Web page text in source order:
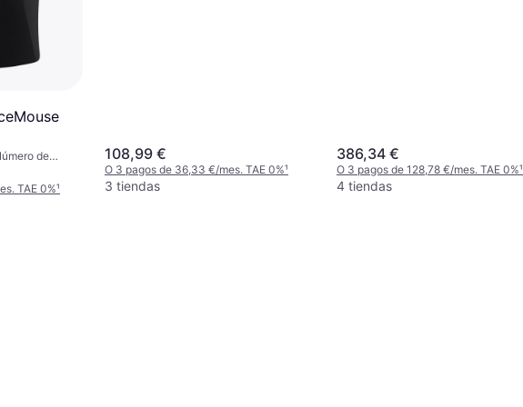
de
TAE 0%¹
108,99 €
O 3 pagos de 36,33 €/mes. TAE 0%¹
3 tiendas
386,34 €
O 3 pagos de 128,78 €/mes. TAE 0%¹
4 tiendas